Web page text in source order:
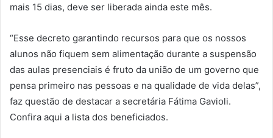
mais 15 dias, deve ser liberada ainda este mês.
“Esse decreto garantindo recursos para que os nossos
alunos não fiquem sem alimentação durante a suspensão
das aulas presenciais é fruto da união de um governo que
pensa primeiro nas pessoas e na qualidade de vida delas”,
faz questão de destacar a secretária Fátima Gavioli.
Confira aqui a lista dos beneficiados.